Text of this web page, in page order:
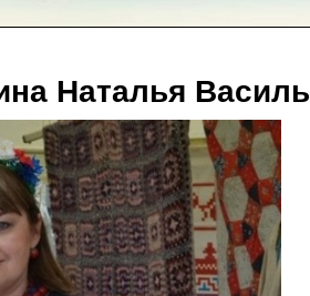
Наталья